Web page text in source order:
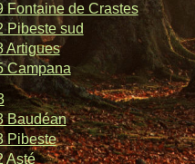
Fontaine de Crastes
Pibeste sud
Artigues
Campana
Baudéan
Pibeste
Asté